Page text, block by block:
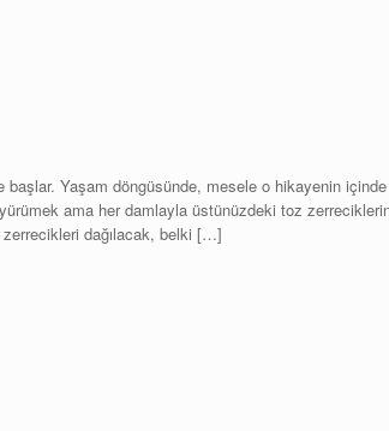
başlar. Yaşam döngüsünde, mesele o hikayenin
ama her damlayla üstünüzdeki toz
dağılacak, belki […]